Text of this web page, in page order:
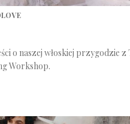
o naszej włoskiej przygodzie
Workshop.